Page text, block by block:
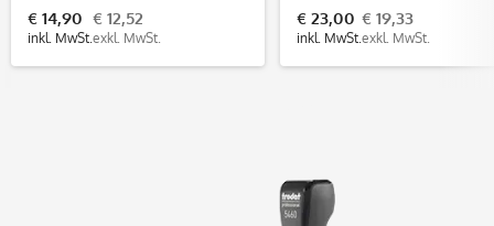
€ 14,90
inkl. MwSt.
€ 12,52
exkl. MwSt.
€ 23,00
inkl. MwSt.
€ 19,33
exkl. MwSt.